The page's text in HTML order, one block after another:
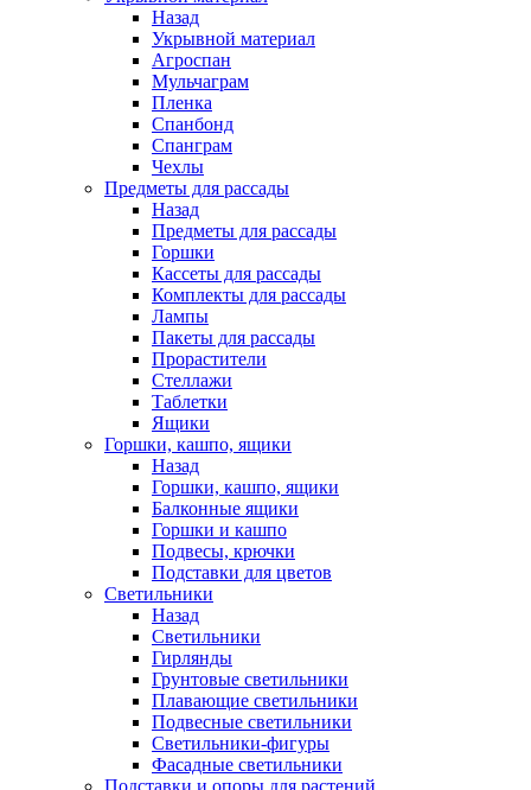
Назад
Укрывной материал
Агроспан
Мульчаграм
Пленка
Спанбонд
Спанграм
Чехлы
Предметы для рассады
Назад
Предметы для рассады
Горшки
Кассеты для рассады
Комплекты для рассады
Лампы
Пакеты для рассады
Прорастители
Стеллажи
Таблетки
Ящики
Горшки, кашпо, ящики
Назад
Горшки, кашпо, ящики
Балконные ящики
Горшки и кашпо
Подвесы, крючки
Подставки для цветов
Светильники
Назад
Светильники
Гирлянды
Грунтовые светильники
Плавающие светильники
Подвесные светильники
Светильники-фигуры
Фасадные светильники
Подставки и опоры для растений